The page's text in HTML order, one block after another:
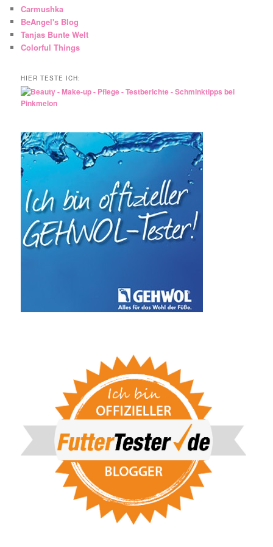
Carmushka
BeAngel's Blog
Tanjas Bunte Welt
Colorful Things
HIER TESTE ICH: